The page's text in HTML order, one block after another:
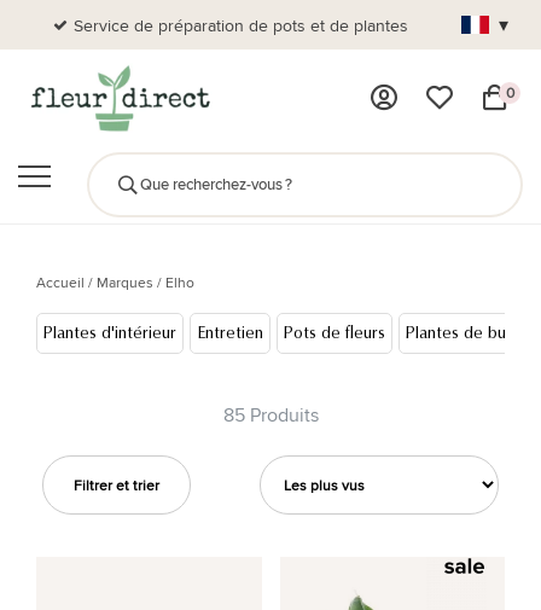
Service de préparation de pots et de plantes Plus
▾
0
Accueil / Marques / Elho
Plantes d'intérieur Entretien Pots de fleurs Plantes de bureau
85 Produits
Filtrer et trier